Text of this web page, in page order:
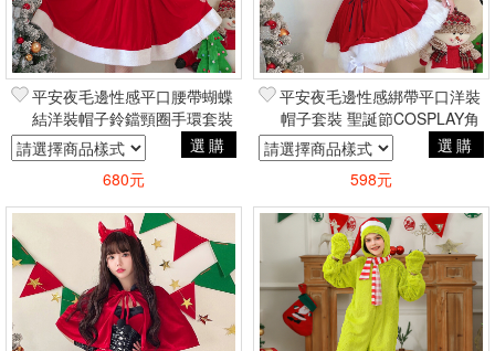
平安夜毛邊性感平口腰帶蝴蝶
結洋裝帽子鈴鐺頸圈手環套裝
聖誕節COSPLAY角色扮演蘿
莉塔風
選購
680元
平安夜毛邊性感綁帶平口洋裝
帽子套裝 聖誕節COSPLAY角
色扮演蘿莉塔風
選購
598元